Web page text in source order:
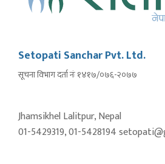
Setopati Sanchar Pvt. Ltd.
सूचना विभाग दर्ता नंः १४१७/०७६-२०७७
Jhamsikhel Lalitpur, Nepal
01-5429319, 01-5428194